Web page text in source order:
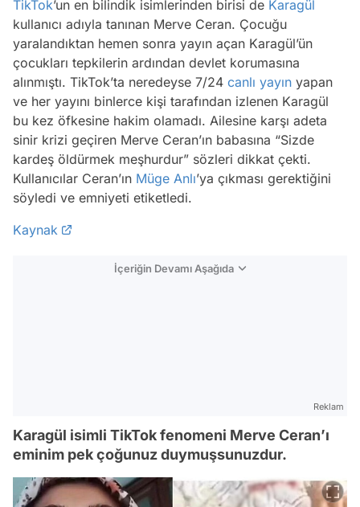
TikTok’un en bilindik isimlerinden birisi de Karagül
kullanıcı adıyla tanınan Merve Ceran. Çocuğu
yaralandıktan hemen sonra yayın açan Karagül’ün
çocukları tepkilerin ardından devlet korumasına
alınmıştı. TikTok’ta neredeyse 7/24 canlı yayın yapan
ve her yayını binlerce kişi tarafından izlenen Karagül
bu kez öfkesine hakim olamadı. Ailesine karşı adeta
sinir krizi geçiren Merve Ceran’ın babasına “Sizde
kardeş öldürmek meşhurdur” sözleri dikkat çekti.
Kullanıcılar Ceran’ın Müge Anlı’ya çıkması gerektiğini
söyledi ve emniyeti etiketledi.
Kaynak
İçeriğin Devamı Aşağıda
Reklam
Karagül isimli TikTok fenomeni Merve Ceran’ı
eminim pek çoğunuz duymuşsunuzdur.